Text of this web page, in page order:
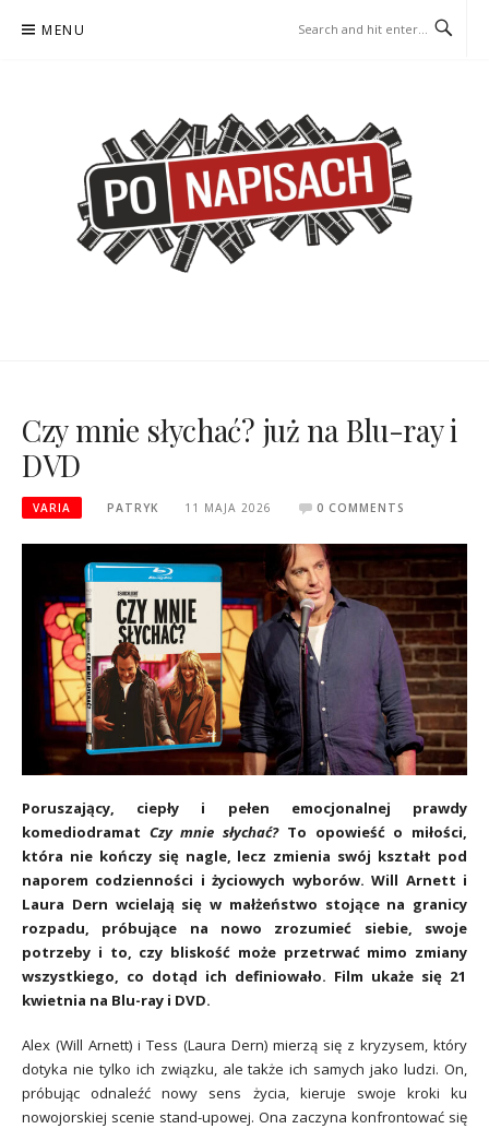
MENU
Czy mnie słychać? już na Blu-ray i
DVD
VARIA PATRYK 11 MAJA 2026 0 COMMENTS
Poruszający, ciepły i pełen emocjonalnej prawdy
komediodramat Czy mnie słychać?To opowieść o miłości,
która nie kończy się nagle, lecz zmienia swój kształt pod
naporem codzienności i życiowych wyborów. Will Arnett i
Laura Dern wcielają się w małżeństwo stojące na granicy
rozpadu, próbujące na nowo zrozumieć siebie, swoje
potrzeby i to, czy bliskość może przetrwać mimo zmiany
wszystkiego, co dotąd ich definiowało. Film ukaże się 21
kwietnia na Blu-ray i DVD.
Alex (Will Arnett) i Tess (Laura Dern) mierzą się z kryzysem, który
dotyka nie tylko ich związku, ale także ich samych jako ludzi. On,
próbując odnaleźć nowy sens życia, kieruje swoje kroki ku
nowojorskiej scenie stand-upowej. Ona zaczyna konfrontować się